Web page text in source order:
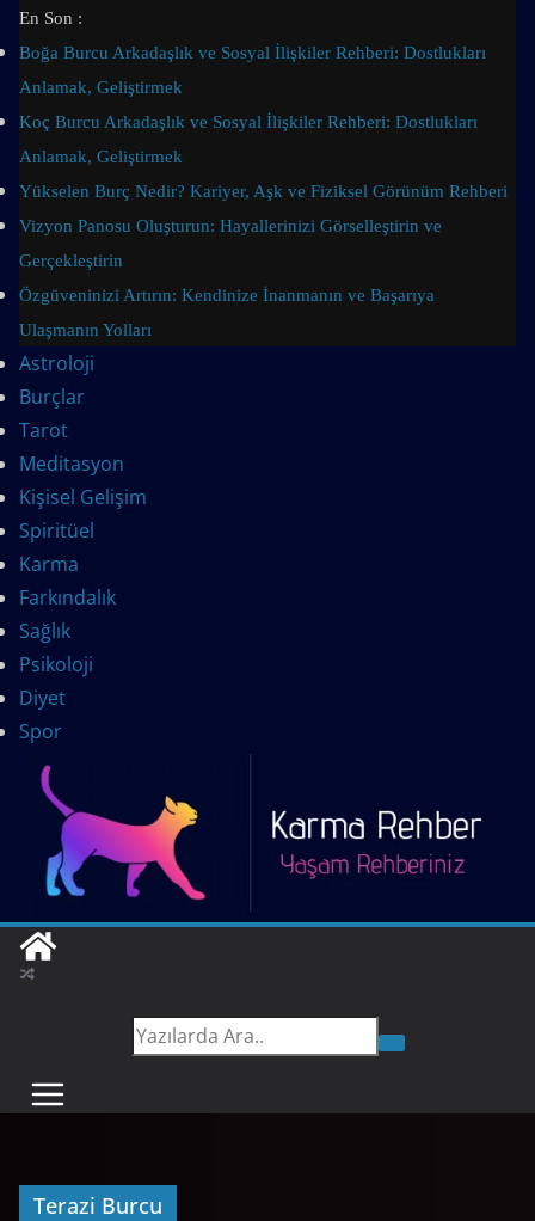
Skip
to
content
En Son :
Boğa Burcu Arkadaşlık ve Sosyal İlişkiler Rehberi: Dostlukları
Anlamak, Geliştirmek
Koç Burcu Arkadaşlık ve Sosyal İlişkiler Rehberi: Dostlukları
Anlamak, Geliştirmek
Yükselen Burç Nedir? Kariyer, Aşk ve Fiziksel Görünüm Rehberi
Vizyon Panosu Oluşturun: Hayallerinizi Görselleştirin ve
Gerçekleştirin
Özgüveninizi Artırın: Kendinize İnanmanın ve Başarıya
Ulaşmanın Yolları
Astroloji
Burçlar
Tarot
Meditasyon
Kişisel Gelişim
Spiritüel
Karma
Farkındalık
Sağlık
Psikoloji
Diyet
Spor
Terazi Burcu